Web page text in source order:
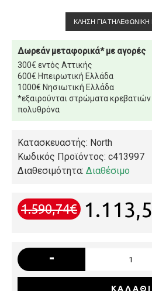
ΚΛΉΣΗ ΓΙΑ ΤΗΛΕΦΩΝΙΚΉ
Δωρεάν μεταφορικά* με αγορές
300€ εντός Αττικής
600€ Ηπειρωτική Ελλάδα
1000€ Νησιωτική Ελλάδα
*εξαιρούνται στρώματα
πολυθρόνα
Κατασκευαστής: North
Κωδικός Προϊόντος: c413997
Διαθεσιμότητα: Διαθέσιμο
1.590,74€
-
ΚΑΛΆΘΙ